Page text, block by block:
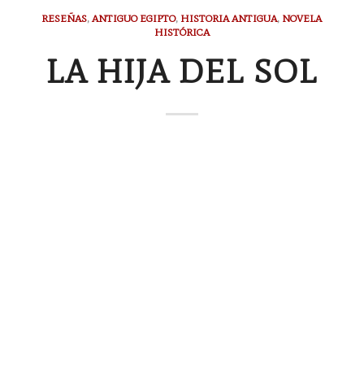
RESEÑAS,ANTIGUO EGIPTO, HISTORIA ANTIGUA, NOVELA
HISTÓRICA
LA HIJA DEL SOL